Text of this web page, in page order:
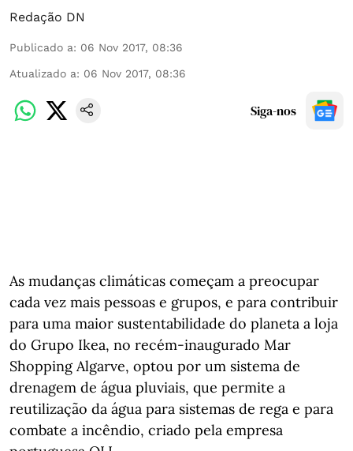
Redação DN
Publicado a: 06 Nov 2017, 08:36
Atualizado a: 06 Nov 2017, 08:36
Siga-nos
As mudanças climáticas começam a preocupar
cada vez mais pessoas e grupos, e para contribuir
para uma maior sustentabilidade do planeta a loja
do Grupo Ikea, no recém-inaugurado Mar
Shopping Algarve, optou por um sistema de
drenagem de água pluviais, que permite a
reutilização da água para sistemas de rega e para
combate a incêndio, criado pela empresa